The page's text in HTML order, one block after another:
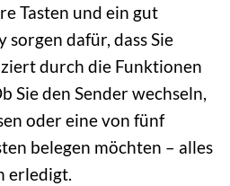
Tasten und ein gut
sorgen dafür, dass Sie
durch die Funktionen
Sie den Sender wechseln,
oder eine von fünf
belegen möchten – alles
erledigt.